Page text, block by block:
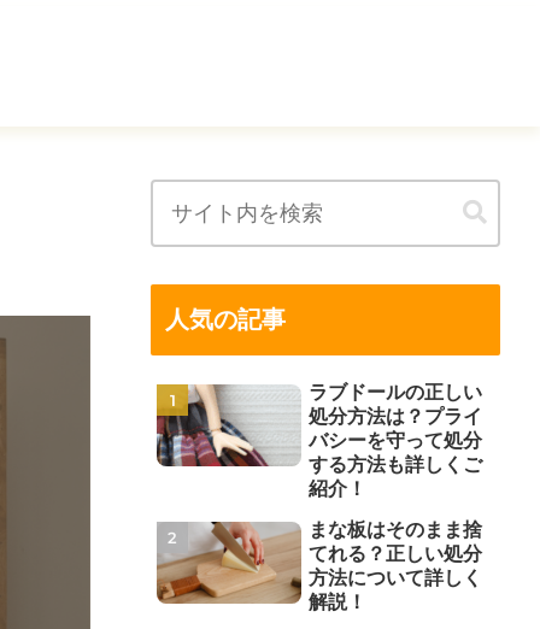
人気の記事
ラブドールの正しい
処分方法は？プライ
バシーを守って処分
する方法も詳しくご
紹介！
まな板はそのまま捨
てれる？正しい処分
方法について詳しく
解説！